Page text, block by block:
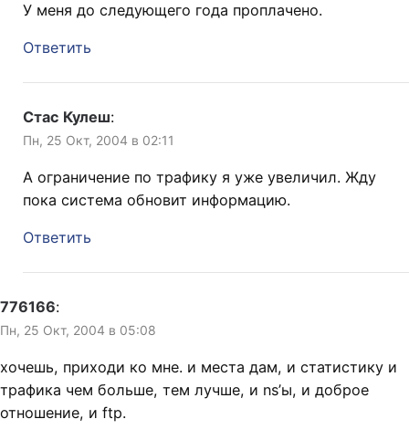
У меня до следующего года проплачено.
Ответить
Стас Кулеш:
Пн, 25 Окт, 2004 в 02:11
А ограничение по трафику я уже увеличил. Жду
пока система обновит информацию.
Ответить
776166:
Пн, 25 Окт, 2004 в 05:08
хочешь, приходи ко мне. и места дам, и статистику и
трафика чем больше, тем лучше, и ns’ы, и доброе
отношение, и ftp.